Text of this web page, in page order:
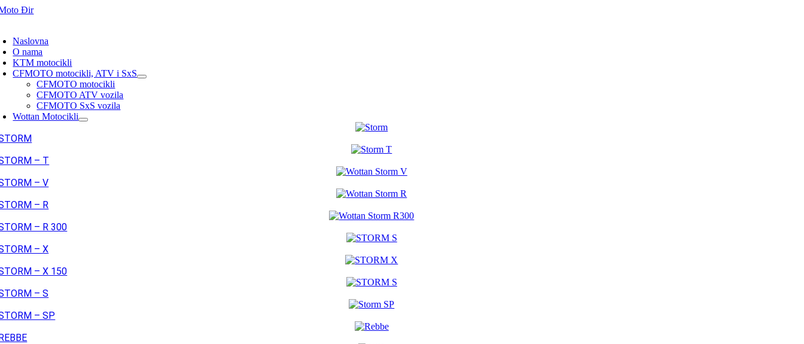
Skip
Naslovna
O nama
KTM motocikli
CFMOTO motocikli, ATV i SxS
CFMOTO motocikli
CFMOTO ATV vozila
CFMOTO SxS vozila
Wottan Motocikli
– T
– V
– R
– R 300
– X
– X 150
– S
– SP